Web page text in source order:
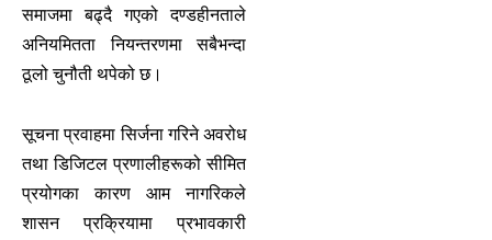
समाजमा बढ्दै गएको दण्डहीनताले
अनियमितता नियन्तरणमा सबैभन्दा
ठूलो चुनौती थपेको छ।
सूचना प्रवाहमा सिर्जना गरिने अवरोध
तथा डिजिटल प्रणालीहरूको सीमित
प्रयोगका कारण आम नागरिकले
शासन प्रक्रियामा प्रभावकारी